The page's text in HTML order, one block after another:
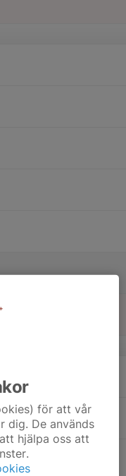
för att vår
dig. De används
hjälpa oss att